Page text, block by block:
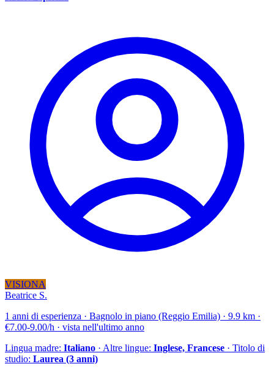
VISIONA
Beatrice S.
1 anni di esperienza · Bagnolo in piano (Reggio Emilia) · 9.9 km ·
€7.00-9.00/h · vista nell'ultimo anno
Lingua madre: Italiano · Altre lingue: Inglese, Francese · Titolo di
studio: Laurea (3 anni)